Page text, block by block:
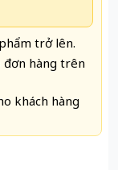
trở lên.
đơn hàng trên
khách hàng